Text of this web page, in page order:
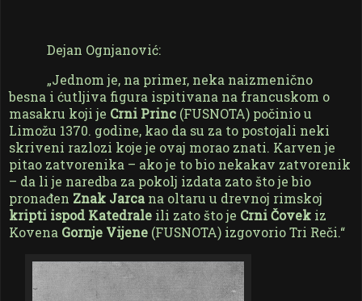
Dejan Ognjanović:
„Jednom je, na primer, neka naizmenično
besna i ćutljiva figura ispitivana na francuskom o
masakru koji je Crni Princ (FUSNOTA) počinio u
Limožu 1370. godine, kao da su za to postojali neki
skriveni razlozi koje je ovaj morao znati. Karven je
pitao zatvorenika – ako je to bio nekakav zatvorenik
– da li je naredba za pokolj izdata zato što je bio
pronađen Znak Jarca na oltaru u drevnoj rimskoj
kripti ispod Katedrale ili zato što je Crni Čovek iz
Kovena Gornje Vijene (FUSNOTA) izgovorio Tri Reči.“